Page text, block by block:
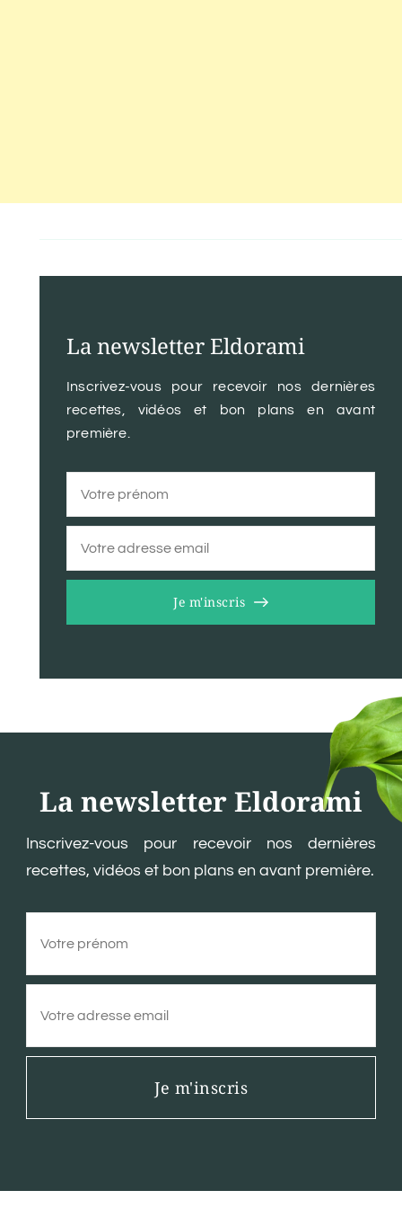
La newsletter Eldorami
Inscrivez-vous pour recevoir nos dernières
recettes, vidéos et bon plans en avant
première.
Je m'inscris
La newsletter Eldorami
Inscrivez-vous pour recevoir nos dernières
recettes, vidéos et bon plans en avant première.
Je m'inscris